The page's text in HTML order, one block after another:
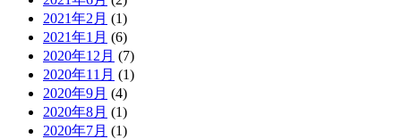
2021年2月 (1)
2021年1月 (6)
2020年12月 (7)
2020年11月 (1)
2020年9月 (4)
2020年8月 (1)
2020年7月 (1)